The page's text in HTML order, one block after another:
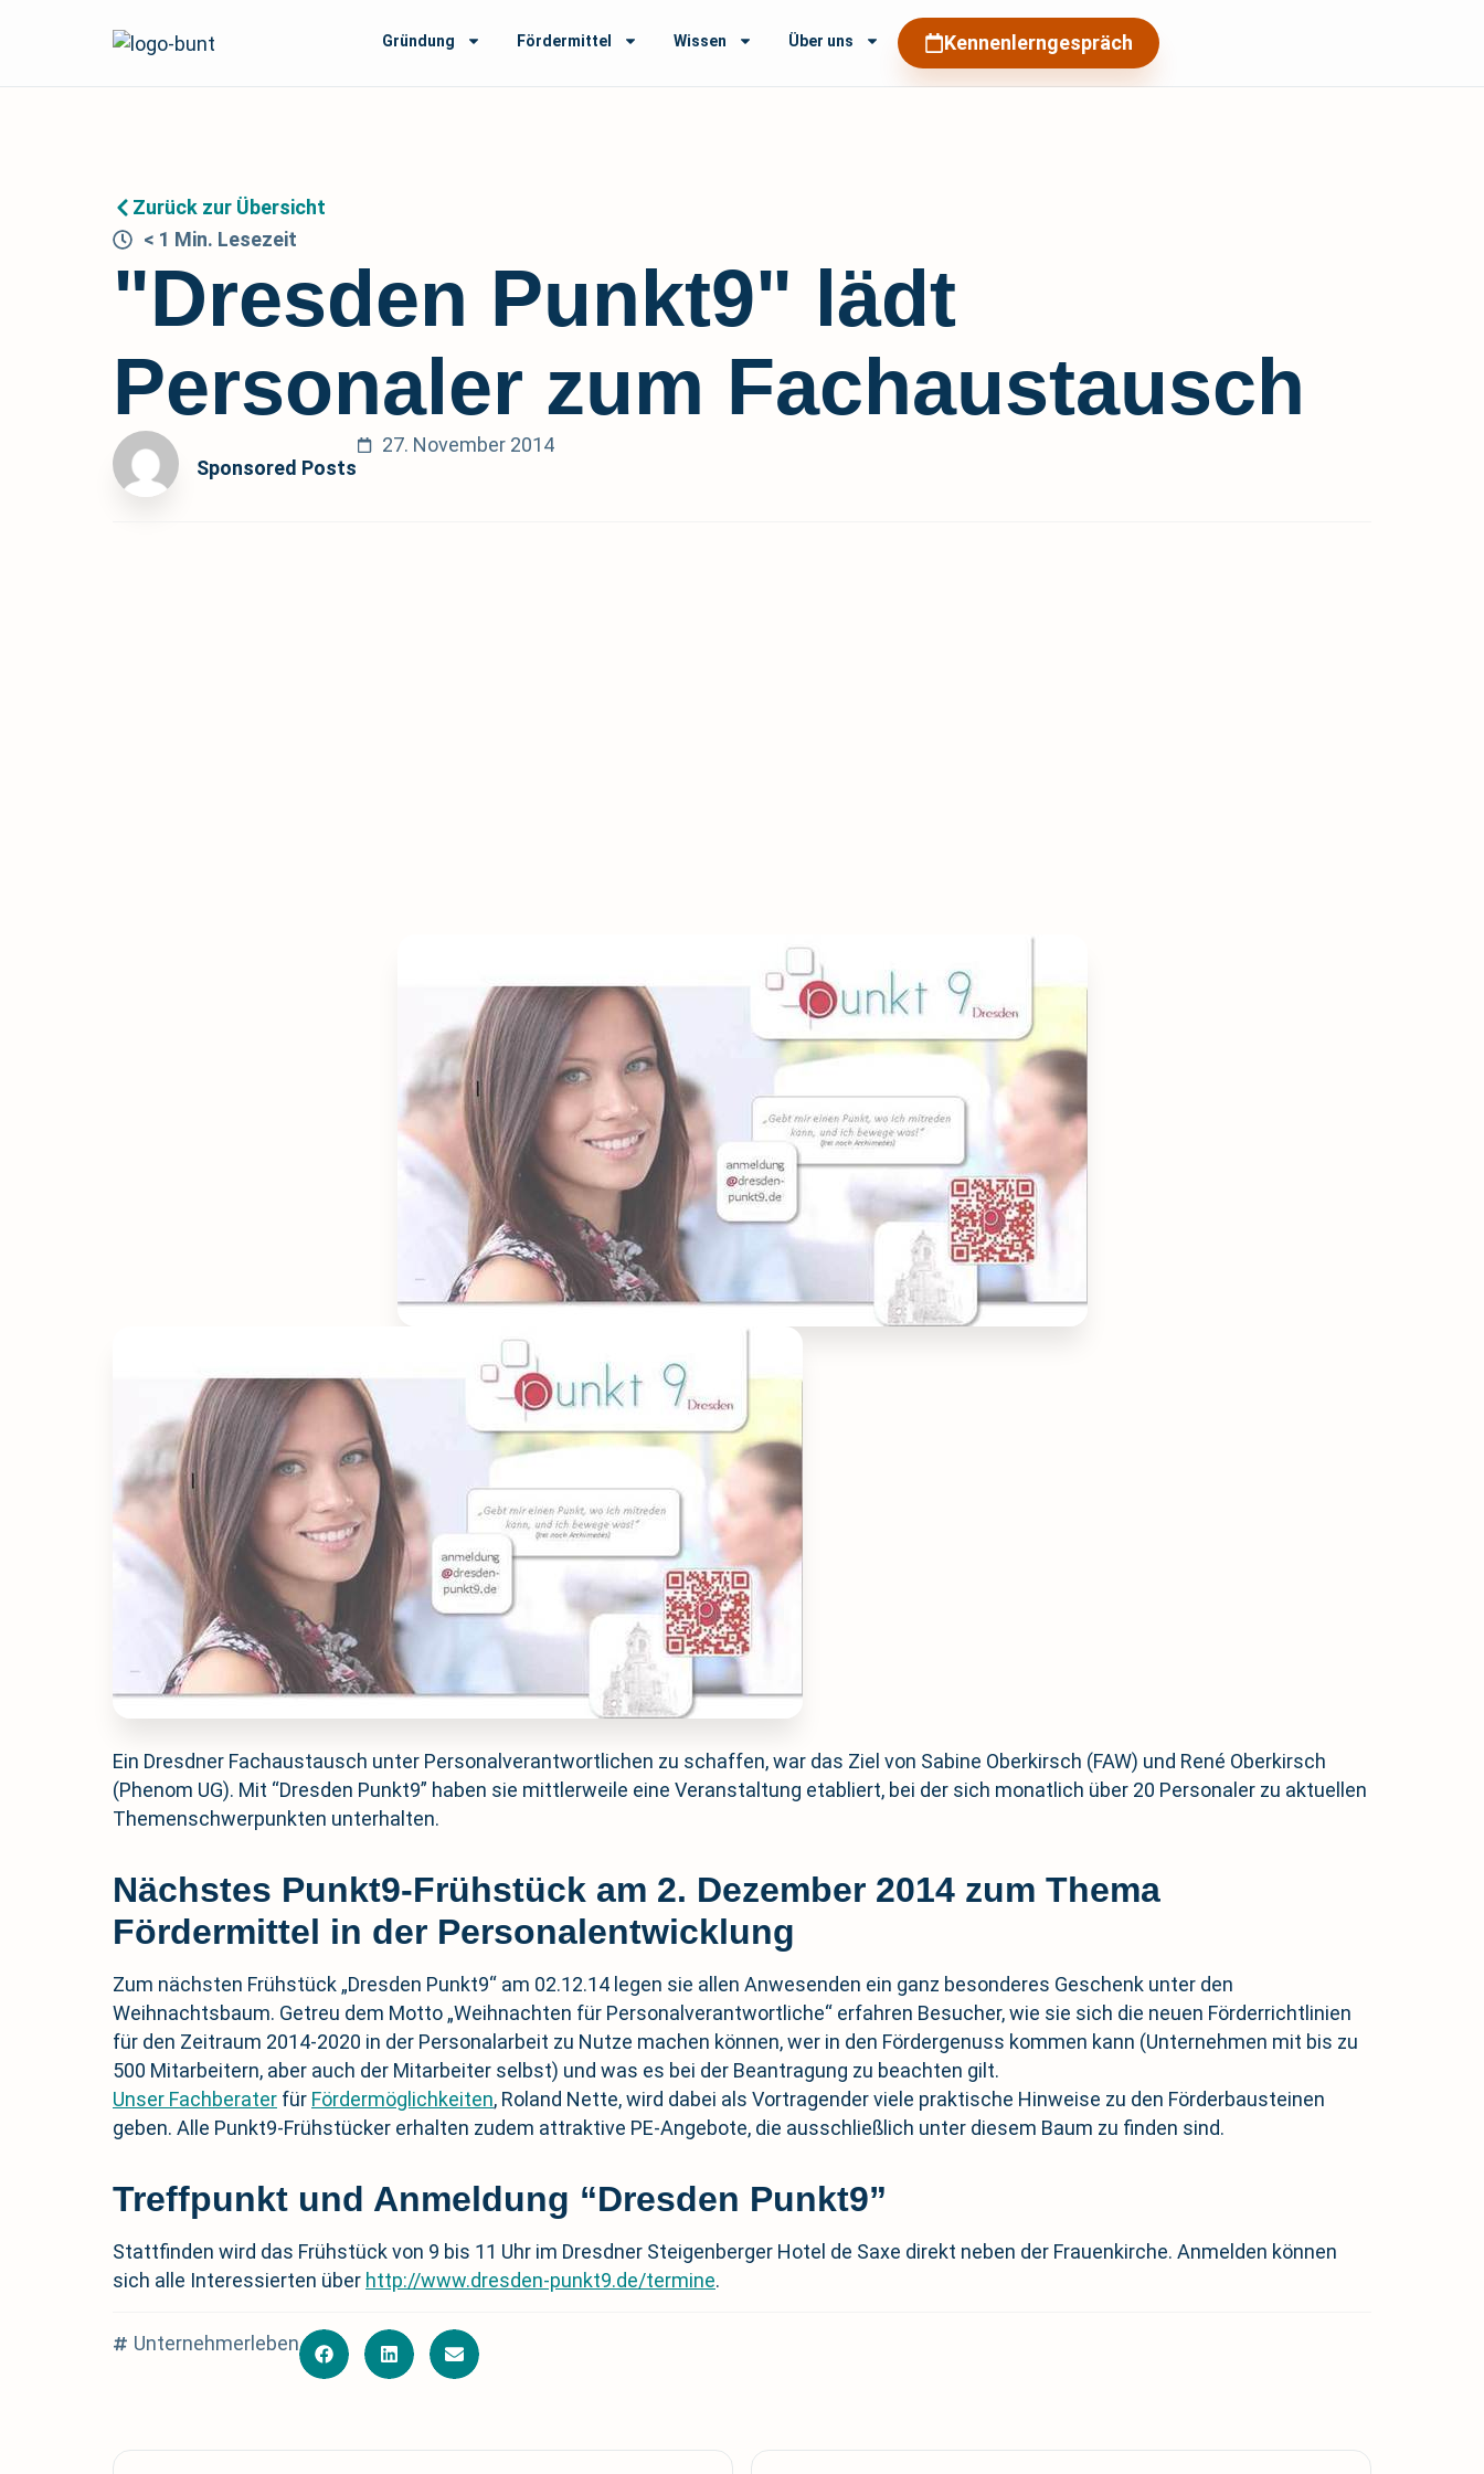
Gründung Fördermittel Wissen Über uns Kennenlerngespräch
Zurück zur Übersicht
< 1 Min. Lesezeit
"Dresden Punkt9" lädt
Personaler zum Fachaustausch
Sponsored Posts
27. November 2014
Ein Dresdner Fachaustausch unter Personalverantwortlichen zu schaffen, war das Ziel von Sabine Oberkirsch (FAW) und René Oberkirsch
(Phenom UG). Mit “Dresden Punkt9” haben sie mittlerweile eine Veranstaltung etabliert, bei der sich monatlich über 20 Personaler zu aktuellen
Themenschwerpunkten unterhalten.
Nächstes Punkt9-Frühstück am 2. Dezember 2014 zum Thema
Fördermittel in der Personalentwicklung
Zum nächsten Frühstück „Dresden Punkt9“ am 02.12.14 legen sie allen Anwesenden ein ganz besonderes Geschenk unter den
Weihnachtsbaum. Getreu dem Motto „Weihnachten für Personalverantwortliche“ erfahren Besucher, wie sie sich die neuen Förderrichtlinien
für den Zeitraum 2014-2020 in der Personalarbeit zu Nutze machen können, wer in den Fördergenuss kommen kann (Unternehmen mit bis zu
500 Mitarbeitern, aber auch der Mitarbeiter selbst) und was es bei der Beantragung zu beachten gilt.
Unser Fachberater für Fördermöglichkeiten, Roland Nette, wird dabei als Vortragender viele praktische Hinweise zu den Förderbausteinen
geben. Alle Punkt9-Frühstücker erhalten zudem attraktive PE-Angebote, die ausschließlich unter diesem Baum zu finden sind.
Treffpunkt und Anmeldung “Dresden Punkt9”
Stattfinden wird das Frühstück von 9 bis 11 Uhr im Dresdner Steigenberger Hotel de Saxe direkt neben der Frauenkirche. Anmelden können
sich alle Interessierten über http://www.dresden-punkt9.de/termine.
Unternehmerleben